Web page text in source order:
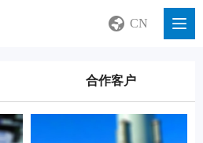
CN
合作客户